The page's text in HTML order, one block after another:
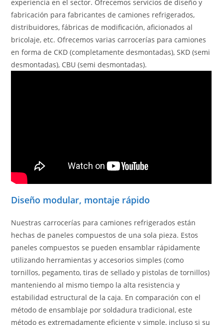
experiencia en el sector. Ofrecemos servicios de diseño y
fabricación para fabricantes de camiones refrigerados,
distribuidores, fábricas de modificación, aficionados al
bricolaje, etc. Ofrecemos varias carrocerías para camiones
en forma de CKD (completamente desmontadas), SKD (semi
desmontadas), CBU (semi desmontadas).
Diseño modular, montaje rápido
Nuestras carrocerías para camiones refrigerados están
hechas de paneles compuestos de una sola pieza. Estos
paneles compuestos se pueden ensamblar rápidamente
utilizando herramientas y accesorios simples (como
tornillos, pegamento, tiras de sellado y pistolas de tornillos)
manteniendo al mismo tiempo la alta resistencia y
estabilidad estructural de la caja. En comparación con el
método de ensamblaje por soldadura tradicional, este
método es extremadamente eficiente y simple, incluso si su